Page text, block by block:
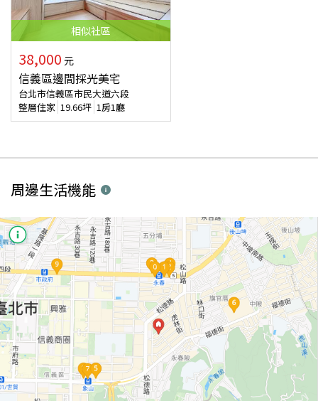
相似社區
38,000 元
信義區邊間採光美宅
台北市信義區市民大道六段
整層住家 19.66坪 1房1廳
周邊生活機能